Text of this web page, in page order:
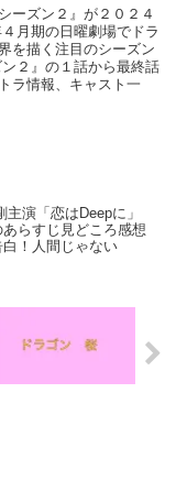
ーズン２』が２０２４
月期の日曜劇場でドラ
を描く注目のシーズン
２』の１話から最終話
ラ情報、キャスト一
演「恋はDeepに」
あらすじ見どころ感想
！人間じゃない